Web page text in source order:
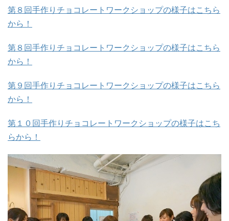
第８回手作りチョコレートワークショップの様子はこちら
から！
第８回手作りチョコレートワークショップの様子はこちら
から！
第９回手作りチョコレートワークショップの様子はこちら
から！
第１０回手作りチョコレートワークショップの様子はこち
らから！